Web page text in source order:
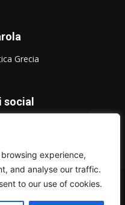
experience,
and analyse our traffic.
to our use of cookies.
Grecia
social
Privacy Policy